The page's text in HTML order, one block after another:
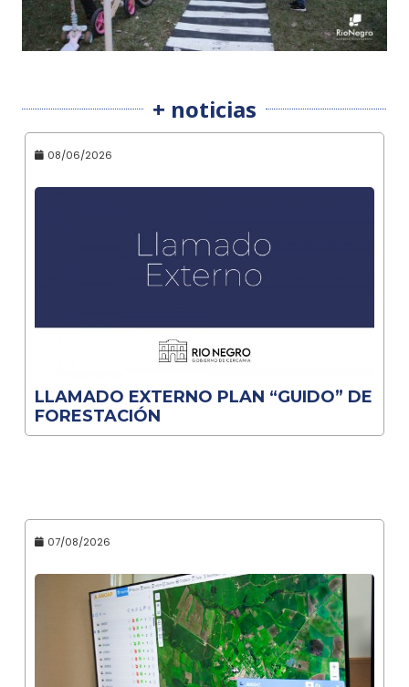
+ noticias
08/06/2026
LLAMADO EXTERNO PLAN “GUIDO” DE
FORESTACIÓN
07/08/2026